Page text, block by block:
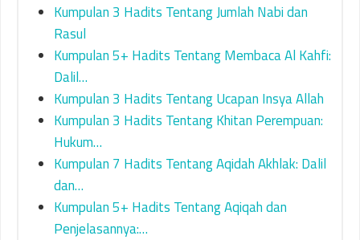
Kumpulan 3 Hadits Tentang Jumlah Nabi dan
Rasul
Kumpulan 5+ Hadits Tentang Membaca Al Kahfi:
Dalil…
Kumpulan 3 Hadits Tentang Ucapan Insya Allah
Kumpulan 3 Hadits Tentang Khitan Perempuan:
Hukum…
Kumpulan 7 Hadits Tentang Aqidah Akhlak: Dalil
dan…
Kumpulan 5+ Hadits Tentang Aqiqah dan
Penjelasannya:…